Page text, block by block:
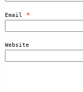
Email *
Website